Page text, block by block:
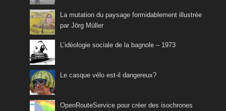
La mutation du paysage formidablement illustrée
par Jörg Müller
L’idéologie sociale de la bagnole – 1973
Le casque vélo est-il dangereux?
OpenRouteService pour créer des isochrones